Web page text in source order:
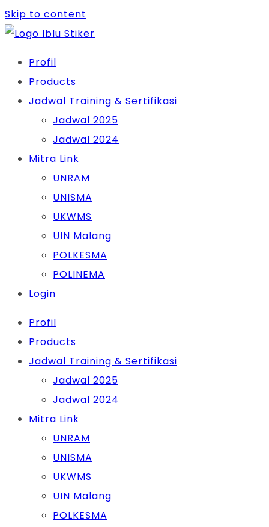
Skip to content
Profil
Products
Jadwal Training & Sertifikasi
Jadwal 2025
Jadwal 2024
Mitra Link
UNRAM
UNISMA
UKWMS
UIN Malang
POLKESMA
POLINEMA
Login
Profil
Products
Jadwal Training & Sertifikasi
Jadwal 2025
Jadwal 2024
Mitra Link
UNRAM
UNISMA
UKWMS
UIN Malang
POLKESMA